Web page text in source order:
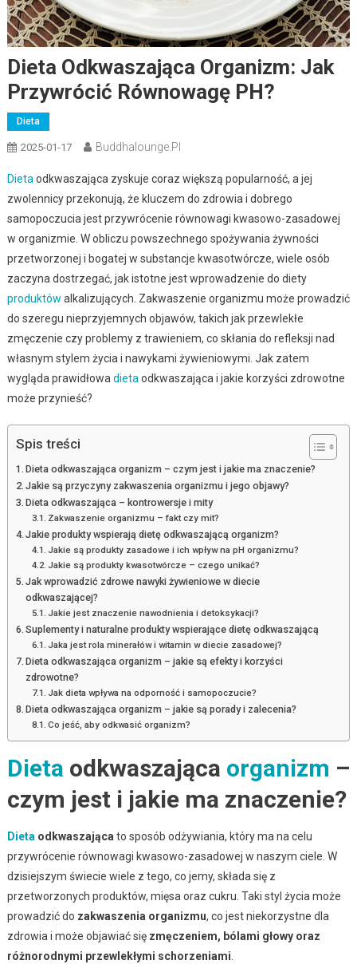
Dieta Odkwaszająca Organizm: Jak
Przywrócić Równowagę PH?
Dieta
2025-01-17 Buddhalounge.pl
Dietaodkwaszająca zyskuje coraz większą popularność, a jej
zwolennicy przekonują, że kluczem do zdrowia i dobrego
samopoczucia jest przywrócenie równowagi kwasowo-zasadowej
w organizmie. W obliczu powszechnego spożywania żywności
przetworzonej i bogatej w substancje kwasotwórcze, wiele osób
zaczyna dostrzegać, jak istotne jest wprowadzenie do diety
produktów alkalizujących. Zakwaszenie organizmu może prowadzić
do szeregu nieprzyjemnych objawów, takich jak przewlekłe
zmęczenie czy problemy z trawieniem, co skłania do refleksji nad
własnym stylem życia i nawykami żywieniowymi. Jak zatem
wygląda prawidłowadietaodkwaszająca i jakie korzyści zdrowotne
może przynieść?
Spis treści
Dieta odkwaszająca organizm – czym jest i jakie ma znaczenie?
Jakie są przyczyny zakwaszenia organizmu i jego objawy?
Dieta odkwaszająca – kontrowersje i mity
Zakwaszenie organizmu – fakt czy mit?
Jakie produkty wspierają dietę odkwaszającą organizm?
Jakie są produkty zasadowe i ich wpływ na pH organizmu?
Jakie są produkty kwasotwórcze – czego unikać?
Jak wprowadzić zdrowe nawyki żywieniowe w diecie
odkwaszającej?
Jakie jest znaczenie nawodnienia i detoksykacji?
Suplementy i naturalne produkty wspierające dietę odkwaszającą
Jaka jest rola minerałów i witamin w diecie zasadowej?
Dieta odkwaszająca organizm – jakie są efekty i korzyści
zdrowotne?
Jak dieta wpływa na odporność i samopoczucie?
Dieta odkwaszająca organizm – jakie są porady i zalecenia?
Co jeść, aby odkwasić organizm?
Dieta odkwaszająca organizm –
czym jest i jakie ma znaczenie?
Dietaodkwaszającato sposób odżywiania, który ma na celu
przywrócenie równowagi kwasowo-zasadowej w naszym ciele. W
dzisiejszym świecie wiele z tego, co jemy, składa się z
przetworzonych produktów, mięsa oraz cukru. Taki styl życia może
prowadzić do zakwaszenia organizmu, co jest niekorzystne dla
zdrowia i może objawiać się zmęczeniem, bólami głowy oraz
różnorodnymi przewlekłymi schorzeniami.